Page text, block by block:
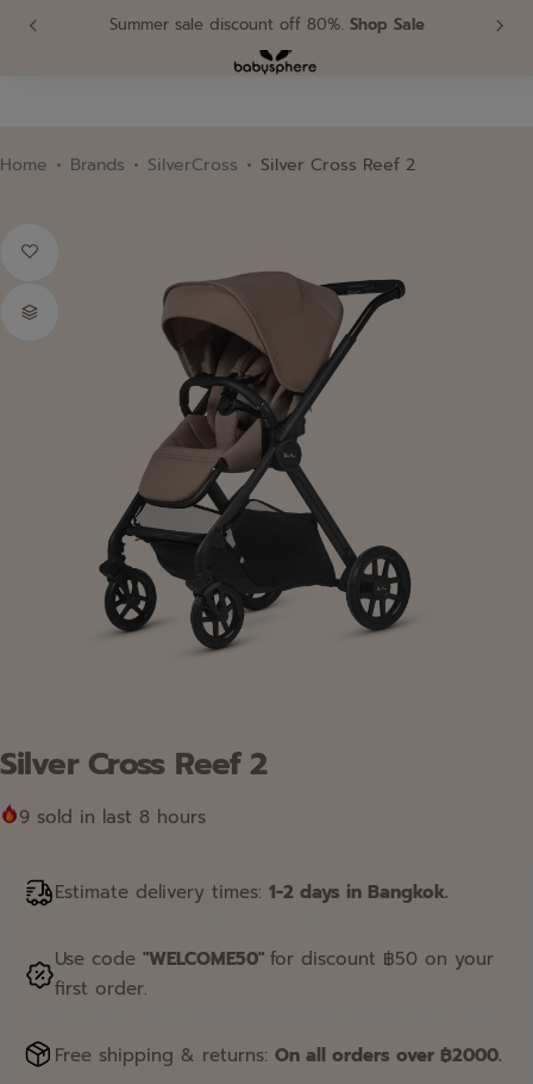
Sign up for 20฿ off your first order.
Home Brands SilverCross Silver Cross Reef 2
Silver Cross Reef 2
9 sold in last 8 hours
Estimate delivery times: 1-2 days in Bangkok.
Use code "WELCOME50" for discount ฿50 on your
first order.
Free shipping & returns: On all orders over ฿2000.
เครื่องนอน Bedding
รถเข็นพับเล็ก Buggy
เครื่องใช้ไฟฟ้า Electrical Appliance
สุขอนามัย Hygiene
คาร์ซีท Car Seat
เครื่องปั๊มนม Breast Pump
อุปกรณ์อาบนำ Bathing
เป้อุ้ม Baby Carrier
เฟอร์นิเจอร์ Furniture